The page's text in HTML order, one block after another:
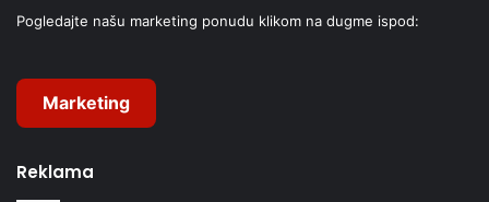
Pogledajte našu marketing ponudu klikom na dugme ispod:
Marketing
Reklama